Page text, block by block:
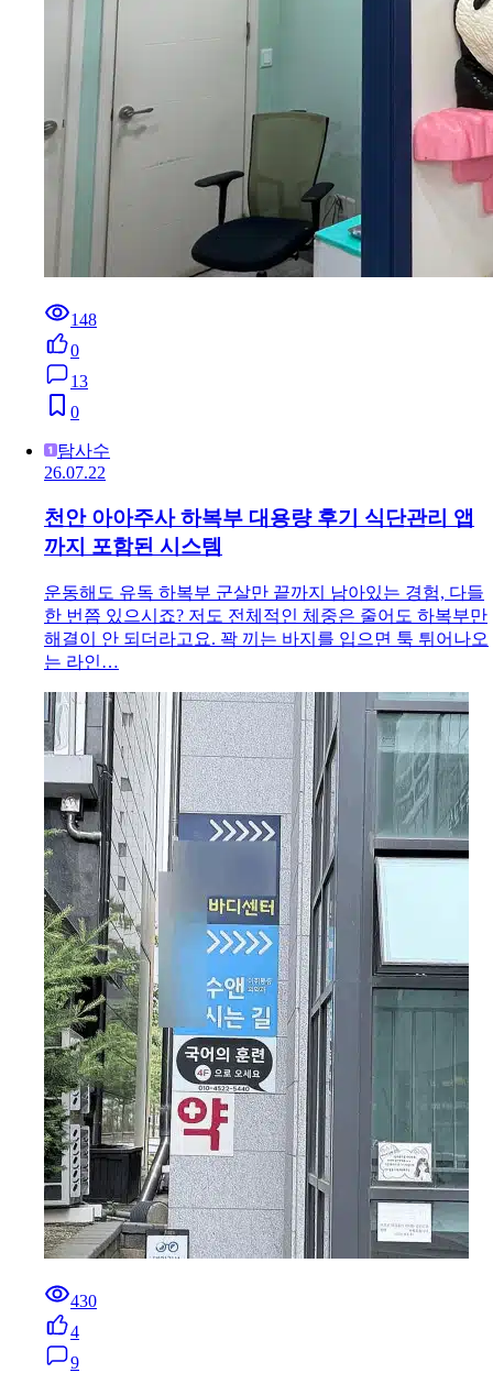
148
0
13
0
탐사수
26.07.22
천안 아아주사 하복부 대용량 후기 식단관리 앱
까지 포함된 시스템
운동해도 유독 하복부 군살만 끝까지 남아있는 경험, 다들
한 번쯤 있으시죠? 저도 전체적인 체중은 줄어도 하복부만
해결이 안 되더라고요. 꽉 끼는 바지를 입으면 툭 튀어나오
는 라인…
430
4
9